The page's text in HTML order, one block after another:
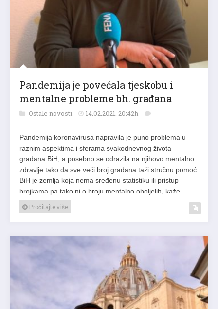
Pandemija je povećala tjeskobu i
mentalne probleme bh. građana
Ostale novosti 14.02.2021. 20:42h
Pandemija koronavirusa napravila je puno problema u
raznim aspektima i sferama svakodnevnog života
građana BiH, a posebno se odrazila na njihovo mentalno
zdravlje tako da sve veći broj građana taži stručnu pomoć.
BiH je zemlja koja nema sređenu statistiku ili pristup
brojkama pa tako ni o broju mentalno oboljelih, kaže…
Pročitajte više